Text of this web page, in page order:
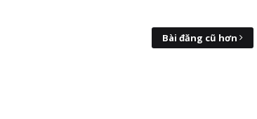
Bài đăng cũ hơn